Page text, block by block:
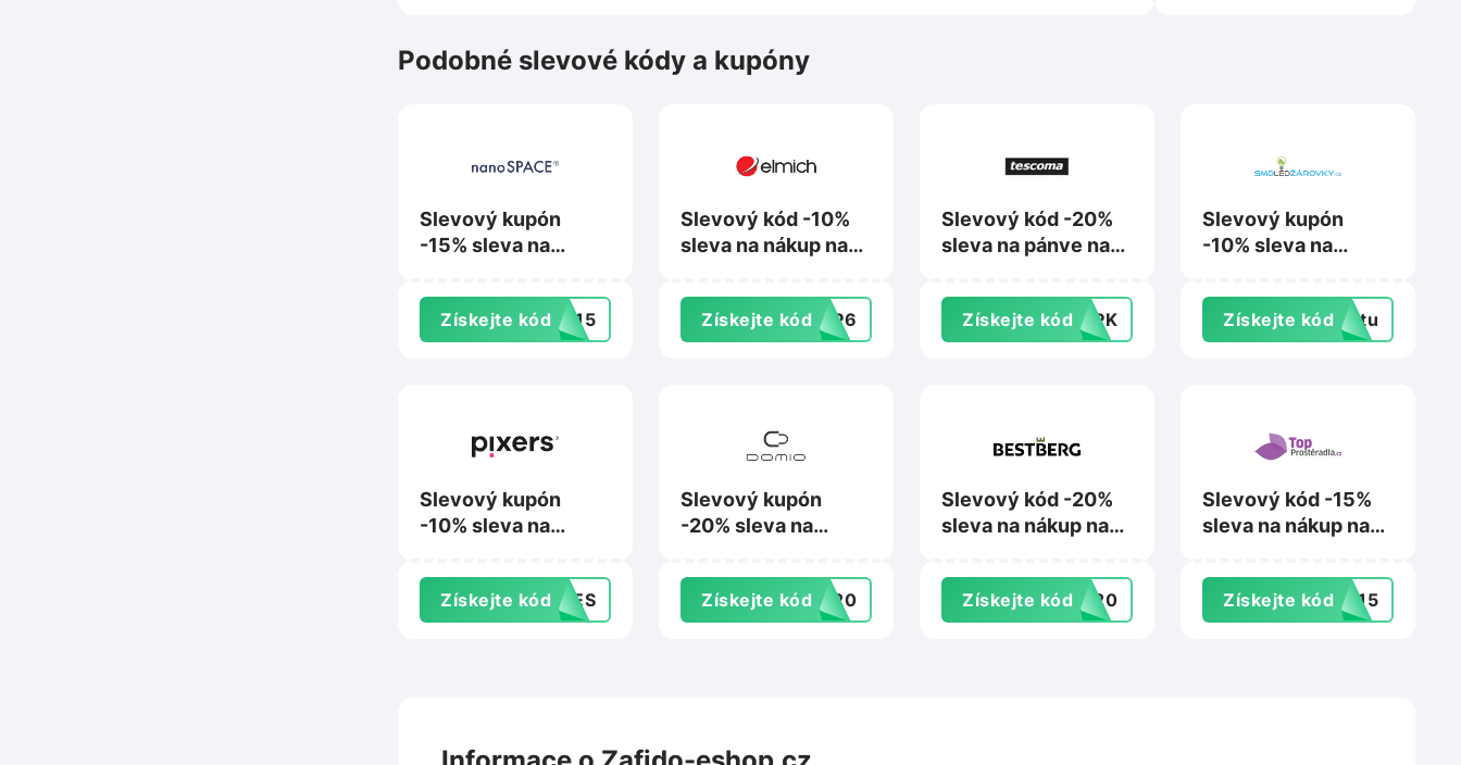
Podobné slevové kódy a kupóny
Slevový kupón
-15% sleva na
Nanospace.cz
Získejte kód9015
Slevový kód -10%
sleva na nákup na
Získejte kód0EP6
Slevový kód -20%
sleva na pánve na
Získejte kódF3PK
Slevový kupón
-10% sleva na
Smdledzarovky.cz
Získejte kódextu
Slevový kupón
-10% sleva na
Získejte kódSHES
Slevový kupón
-20% sleva na
Získejte kódva20
Slevový kód -20%
sleva na nákup na
Získejte kódST20
Slevový kód -15%
sleva na nákup nad
Topprosteradla.cz
Získejte kódNY15